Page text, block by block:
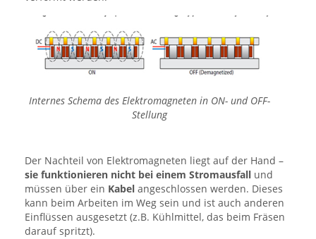
Internes Schema des Elektromagneten in ON- und OFF-
Stellung
Der Nachteil von Elektromagneten liegt auf der Hand –
sie funktionieren nicht bei einem Stromausfall und
müssen über ein Kabel angeschlossen werden. Dieses
kann beim Arbeiten im Weg sein und ist auch anderen
Einflüssen ausgesetzt (z.B. Kühlmittel, das beim Fräsen
darauf spritzt).